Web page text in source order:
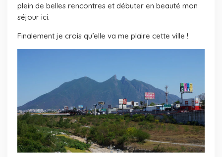
plein de belles rencontres et débuter en beauté mon
séjour ici.
Finalement je crois qu’elle va me plaire cette ville !